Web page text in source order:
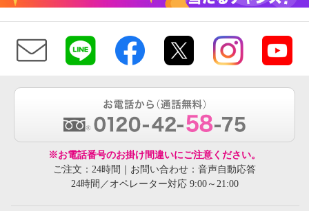
※お電話番号のお掛け間違いにご注意ください。
ご注文：24時間｜お問い合わせ：音声自動応答
24時間／オペレーター対応 9:00～21:00